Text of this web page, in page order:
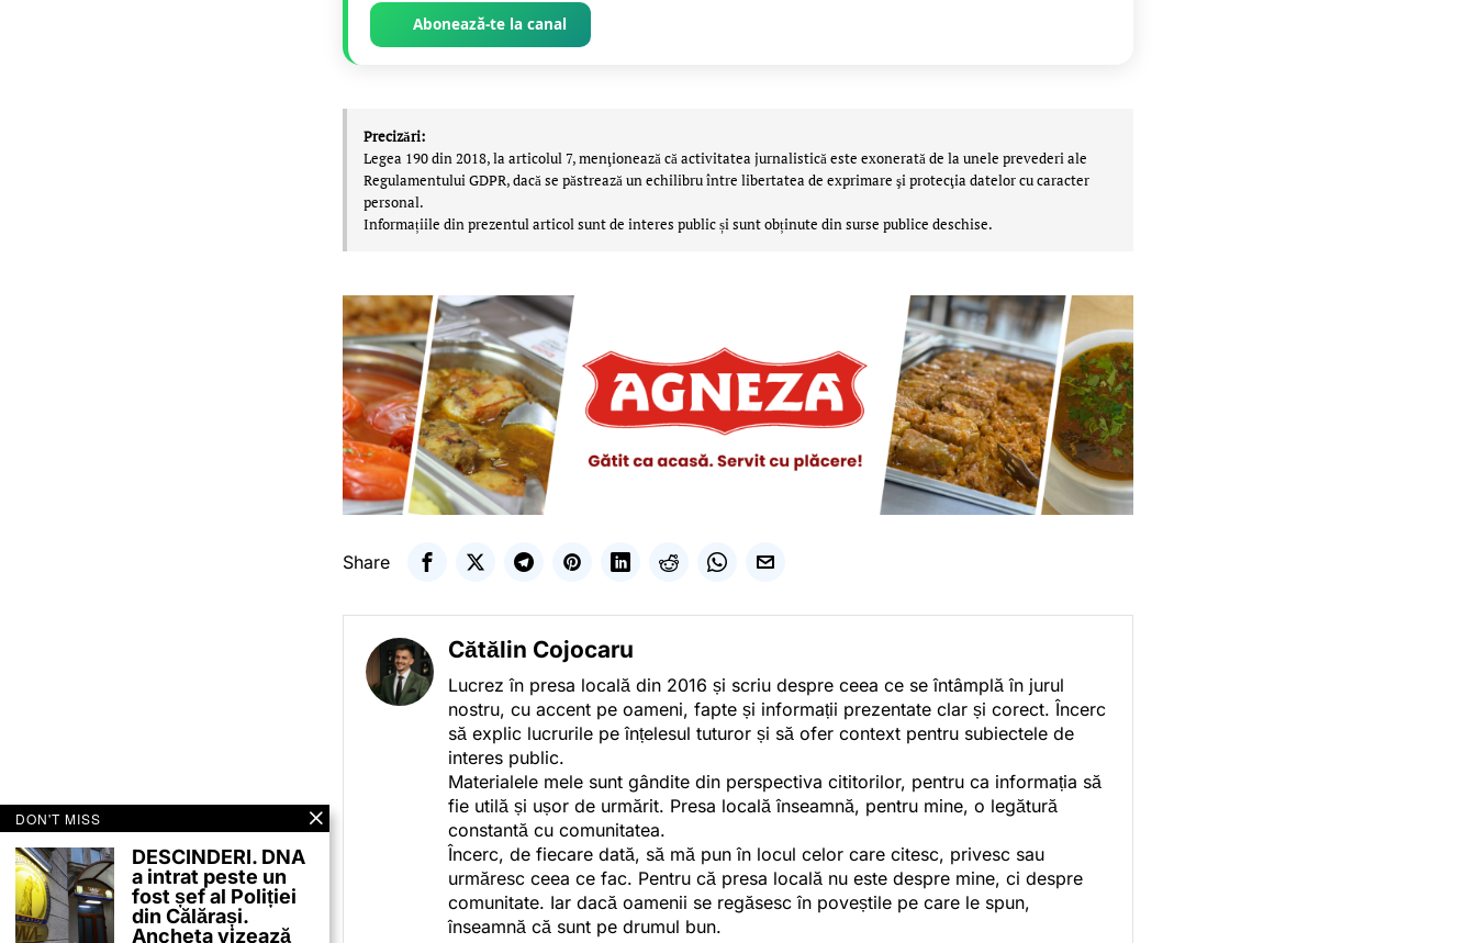
Abonează-te la canal
Precizări:
Legea 190 din 2018, la articolul 7, menţionează că activitatea jurnalistică este exonerată de la unele prevederi ale
Regulamentului GDPR, dacă se păstrează un echilibru între libertatea de exprimare şi protecţia datelor cu caracter
personal.
Informațiile din prezentul articol sunt de interes public și sunt obținute din surse publice deschise.
Share
Cătălin Cojocaru
Lucrez în presa locală din 2016 și scriu despre ceea ce se întâmplă în jurul
nostru, cu accent pe oameni, fapte și informații prezentate clar și corect. Încerc
să explic lucrurile pe înțelesul tuturor și să ofer context pentru subiectele de
interes public.
Materialele mele sunt gândite din perspectiva cititorilor, pentru ca informația să
fie utilă și ușor de urmărit. Presa locală înseamnă, pentru mine, o legătură
constantă cu comunitatea.
Încerc, de fiecare dată, să mă pun în locul celor care citesc, privesc sau
urmăresc ceea ce fac. Pentru că presa locală nu este despre mine, ci despre
comunitate. Iar dacă oamenii se regăsesc în poveștile pe care le spun,
înseamnă că sunt pe drumul bun.
DON'T MISS
DESCINDERI. DNA
a intrat peste un
fost șef al Poliției
din Călărași.
Ancheta vizează